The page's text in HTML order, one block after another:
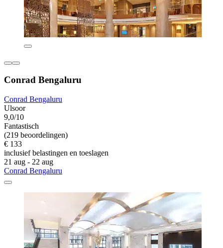
Conrad Bengaluru
Conrad Bengaluru
Ulsoor
9,0/10
Fantastisch
(219 beoordelingen)
€ 133
inclusief belastingen en toeslagen
21 aug - 22 aug
Conrad Bengaluru